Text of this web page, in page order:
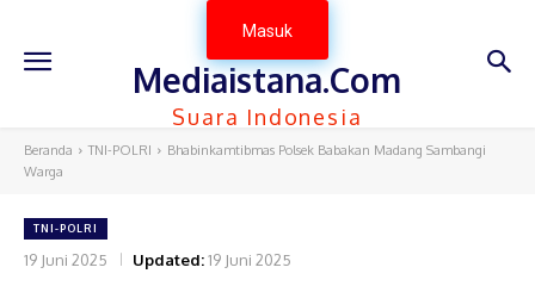
Masuk
Mediaistana.Com
Suara Indonesia
Beranda TNI-POLRI
Bhabinkamtibmas Polsek Babakan Madang Sambangi
Warga
TNI-POLRI
19 Juni 2025 Updated:19 Juni 2025